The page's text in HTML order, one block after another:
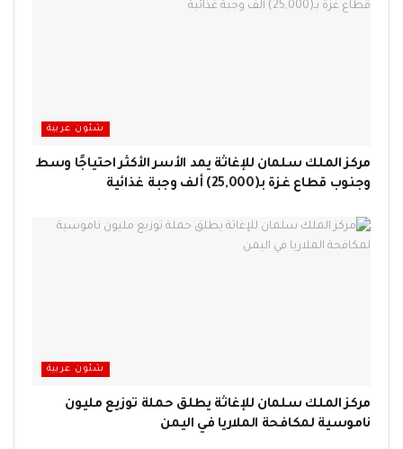
شئون عربية
مركز الملك سلمان للإغاثة يمد الأسر الأكثر احتياجًا وسط
وجنوب قطاع غزة بـ(25,000) ألف وجبة غذائية
شئون عربية
مركز الملك سلمان للإغاثة يطلق حملة توزيع مليون
ناموسية لمكافحة الملاريا في اليمن